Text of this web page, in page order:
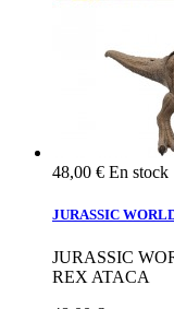
48,00 € En stock
JURASSIC
JURASSIC
REX ATACA